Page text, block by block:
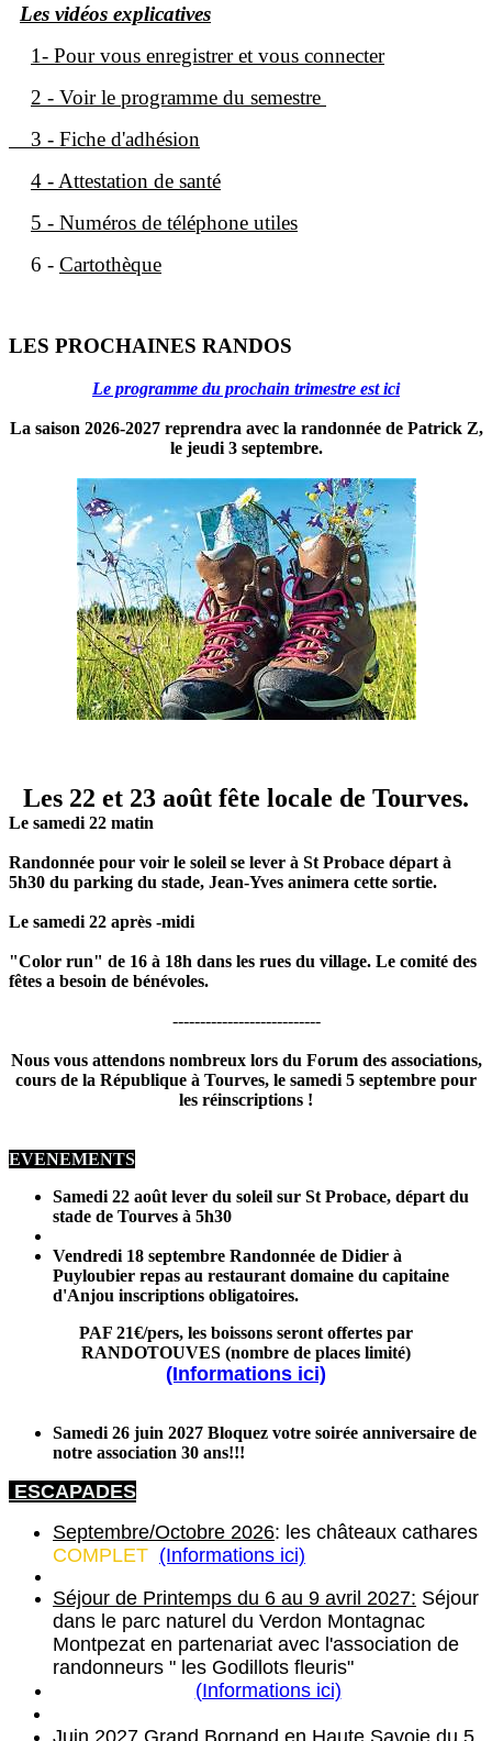
Les vidéos explicatives
1- Pour vous enregistrer et vous connecter
2 - Voir le programme du semestre
3 - Fiche d'adhésion
4 - Attestation de santé
5 - Numéros de téléphone utiles
6 - Cartothèque
LES PROCHAINES RANDOS
Le programme du prochain trimestre est ici
La saison 2026-2027 reprendra avec la randonnée de Patrick Z,
le jeudi 3 septembre.
Les 22 et 23 août fête locale de Tourves.
Le samedi 22 matin
Randonnée pour voir le soleil se lever à St Probace départ à
5h30 du parking du stade, Jean-Yves animera cette sortie.
Le samedi 22 après -midi
"Color run" de 16 à 18h dans les rues du village. Le comité des
fêtes a besoin de bénévoles.
---------------------------
Nous vous attendons nombreux lors du Forum des associations,
cours de la République à Tourves, le samedi 5 septembre pour
les réinscriptions !
EVENEMENTS
Samedi 22 août lever du soleil sur St Probace, départ du
stade de Tourves à 5h30
Vendredi 18 septembre Randonnée de Didier à
Puyloubier repas au restaurant domaine du capitaine
d'Anjou inscriptions obligatoires.
PAF 21€/pers, les boissons seront offertes par
RANDOTOUVES (nombre de places limité)
(Informations ici)
Samedi 26 juin 2027 Bloquez votre soirée anniversaire de
notre association 30 ans!!!
ESCAPADES
Septembre/Octobre 2026: les châteaux cathares
COMPLET (Informations ici)
Séjour de Printemps du 6 au 9 avril 2027: Séjour
dans le parc naturel du Verdon Montagnac
Montpezat en partenariat avec l'association de
randonneurs " les Godillots fleuris"
(Informations ici)
Juin 2027 Grand Bornand en Haute Savoie du 5